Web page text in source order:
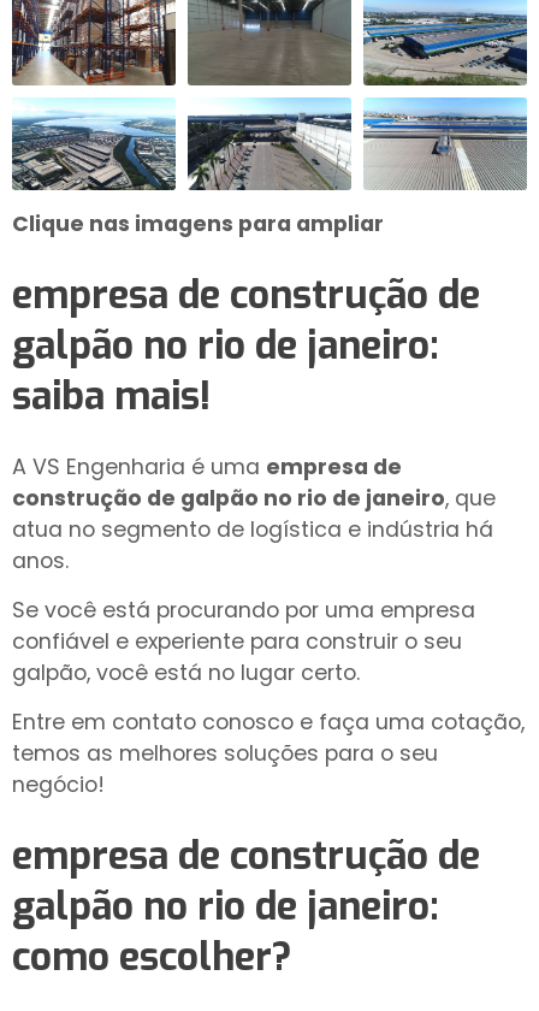
Clique nas imagens para ampliar
empresa de construção de
galpão no rio de janeiro:
saiba mais!
A VS Engenharia é uma empresa de
construção de galpão no rio de janeiro, que
atua no segmento de logística e indústria há
anos.
Se você está procurando por uma empresa
confiável e experiente para construir o seu
galpão, você está no lugar certo.
Entre em contato conosco e faça uma cotação,
temos as melhores soluções para o seu
negócio!
empresa de construção de
galpão no rio de janeiro:
como escolher?